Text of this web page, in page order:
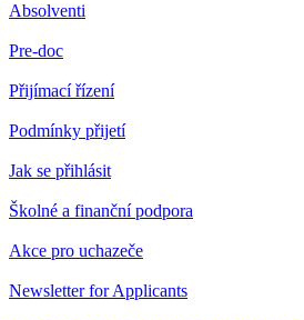
Absolventi
Pre-doc
Přijímací řízení
Podmínky přijetí
Jak se přihlásit
Školné a finanční podpora
Akce pro uchazeče
Newsletter for Applicants